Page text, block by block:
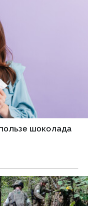
шоколада